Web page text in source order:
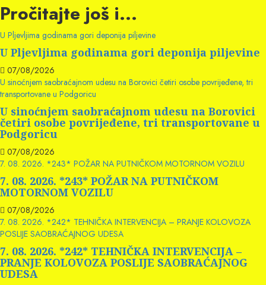
Pročitajte još i...
U Pljevljima godinama gori deponija piljevine
U Pljevljima godinama gori deponija piljevine
07/08/2026
U sinoćnjem saobraćajnom udesu na Borovici četiri osobe povrijeđene, tri
transportovane u Podgoricu
U sinoćnjem saobraćajnom udesu na Borovici
četiri osobe povrijeđene, tri transportovane u
Podgoricu
07/08/2026
7. 08. 2026. *243* POŽAR NA PUTNIČKOM MOTORNOM VOZILU
7. 08. 2026. *243* POŽAR NA PUTNIČKOM
MOTORNOM VOZILU
07/08/2026
7. 08. 2026. *242* TEHNIČKA INTERVENCIJA – PRANJE KOLOVOZA
POSLIJE SAOBRAĆAJNOG UDESA
7. 08. 2026. *242* TEHNIČKA INTERVENCIJA –
PRANJE KOLOVOZA POSLIJE SAOBRAĆAJNOG
UDESA